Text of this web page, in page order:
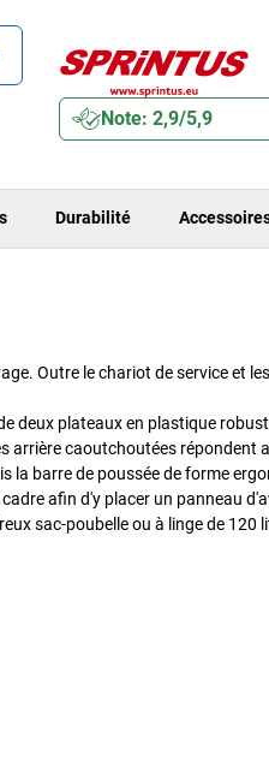
Note: 2,9/5,9
Durabilité
Outre le chariot de service et
deux plateaux en plastique
caoutchoutées répondent
la barre de poussée de forme
afin d'y placer un panneau
sac-poubelle ou à linge de 120